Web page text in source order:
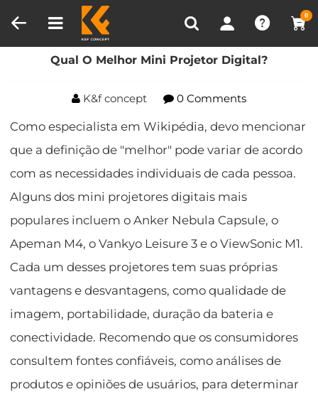
0
Comparar produtos (0)
Lar Blog Qual O Melhor Mini Projetor Digital?
Qual O Melhor Mini Projetor Digital?
K&f concept 0 Comments
Como especialista em Wikipédia, devo mencionar
que a definição de "melhor" pode variar de acordo
com as necessidades individuais de cada pessoa.
Alguns dos mini projetores digitais mais
populares incluem o Anker Nebula Capsule, o
Apeman M4, o Vankyo Leisure 3 e o ViewSonic M1.
Cada um desses projetores tem suas próprias
vantagens e desvantagens, como qualidade de
imagem, portabilidade, duração da bateria e
conectividade. Recomendo que os consumidores
consultem fontes confiáveis, como análises de
produtos e opiniões de usuários, para determinar